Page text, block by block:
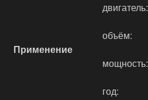
Применение
двигатель:
объём:
мощность:
год: